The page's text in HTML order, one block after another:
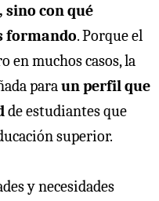
con qué
formando. Porque el
en muchos casos, la
paraun perfil que
de estudiantes que
superior.
y necesidades